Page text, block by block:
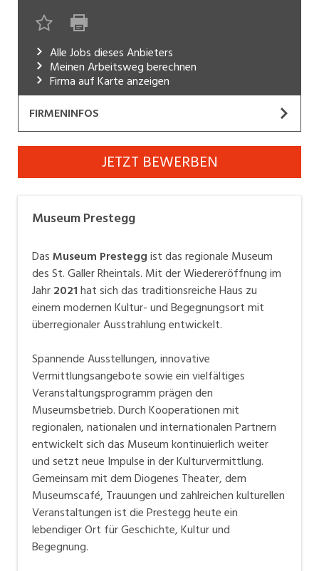
Management / Kader
Lebensmittel
Immobilien, Facility Management, Reinigung
Industrie, Maschinenbau, Anlagenbau,
Produktion
Informatik, Telekommunikation
Kaufm. Berufe, Kundendienst, Verwaltung
Körperpflege, Wellness
Medizin, Gesundheitswesen, Pflege
Verkauf, Handel, Kundenberatung,
Aussendienst
Alle Jobs dieses Anbieters
Meinen Arbeitsweg berechnen
Firma auf Karte anzeigen
FIRMENINFOS
Museum Prestegg
Website
Seit über 125 Jahren sammelt, erforscht und
präsentiert das Museum Prestegg in Altstätten, das
von einem Verein getragen wird, die regionale
Geschichte.
Nach der intensiven Umbauphase wird das Museum
Ende 2021 wiedereröffnet.
Mit dem Einzug des Diogenes Theaters in die
Prestegg, einem attraktiven Veranstaltungs- und
Raumangebot und einem kleinen Museumscafé
entwickelt sich das einstige Ortsmuseum zu einem
offenen und lebendigen Zentrum für Geschichte und
Kultur mit überregionaler Bedeutung. Zudem befindet
sich im Göttersaal künftig das reguläre Traulokal des
Zivilstandsamtes Rheintal.
JETZT BEWERBEN
Museum Prestegg
DasMuseum Presteggist das regionale Museum
des St. Galler Rheintals. Mit der Wiedereröffnung im
Jahr2021hat sich das traditionsreiche Haus zu
einem modernen Kultur- und Begegnungsort mit
überregionaler Ausstrahlung entwickelt.
Spannende Ausstellungen, innovative
Vermittlungsangebote sowie ein vielfältiges
Veranstaltungsprogramm prägen den
Museumsbetrieb. Durch Kooperationen mit
regionalen, nationalen und internationalen Partnern
entwickelt sich das Museum kontinuierlich weiter
und setzt neue Impulse in der Kulturvermittlung.
Gemeinsam mit dem Diogenes Theater, dem
Museumscafé, Trauungen und zahlreichen kulturellen
Veranstaltungen ist die Prestegg heute ein
lebendiger Ort für Geschichte, Kultur und
Begegnung.